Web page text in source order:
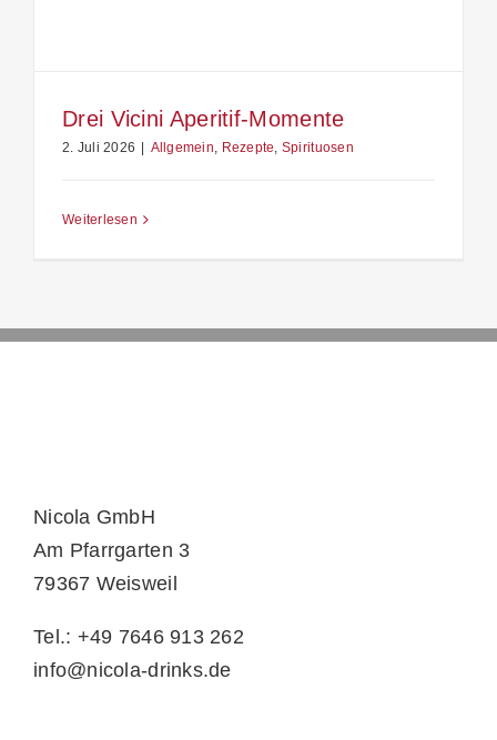
Drei Vicini Aperitif-Momente
2. Juli 2026 Allgemein, Rezepte, Spirituosen
Weiterlesen
Nicola GmbH
Am Pfarrgarten 3
79367 Weisweil
Tel.: +49 7646 913 262
info@nicola-drinks.de